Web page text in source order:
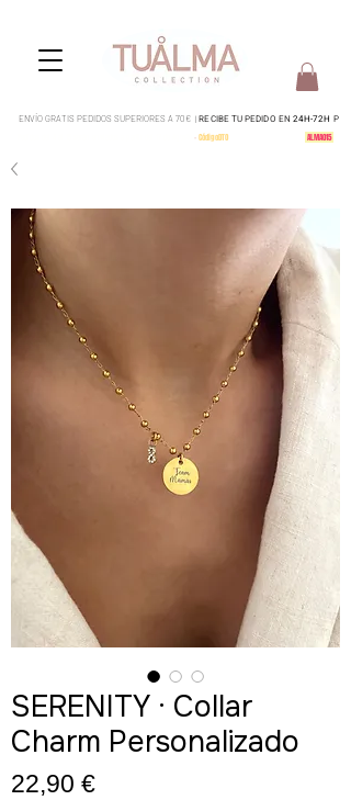
ENVÍO GRATIS PEDIDOS SUPERIORES A 70€ | RECIBE TU PEDIDO EN 24H-72H P
- CódigoDTO ALMA015
SERENITY · Collar
Charm Personalizado
22,90 €Precio